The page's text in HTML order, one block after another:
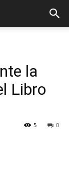
la
Libro
0
5